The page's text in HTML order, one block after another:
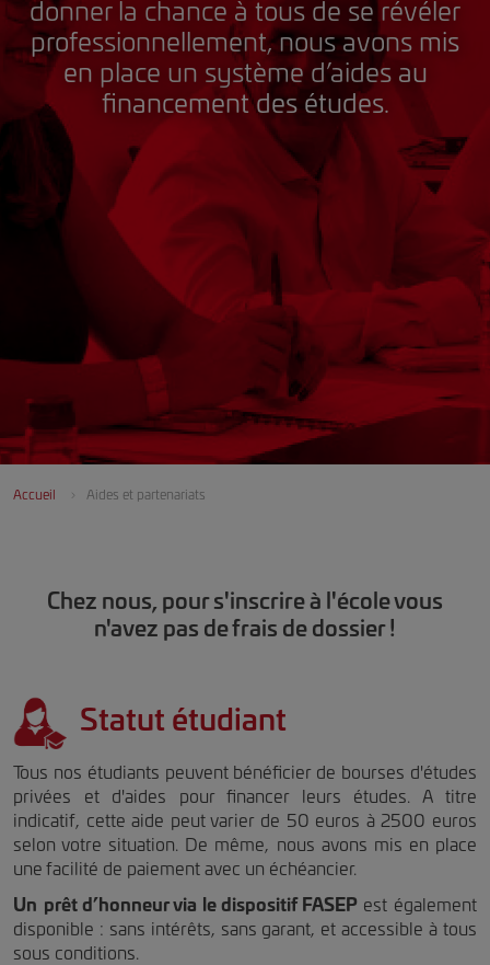
donner la chance à tous de se révéler
professionnellement, nous avons mis
en place un système d’aides au
financement des études.
Accueil Aides et partenariats
Chez nous, pour s'inscrire à l'école vous
n'avez pas de frais de dossier !
Statut étudiant
Tous nos étudiants peuvent bénéficier de bourses d'études
privées et d'aides pour financer leurs études. A titre
indicatif, cette aide peut varier de 50 euros à 2500 euros
selon votre situation. De même, nous avons mis en place
une facilité de paiement avec un échéancier.
Un prêt d’honneur via le dispositif FASEPest également
disponible : sans intérêts, sans garant, et accessible à tous
sous conditions.